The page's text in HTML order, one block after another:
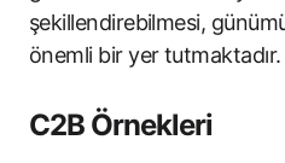
şekillendirebilmesi,
önemli bir yer tutmaktadır.
C2B Örnekleri